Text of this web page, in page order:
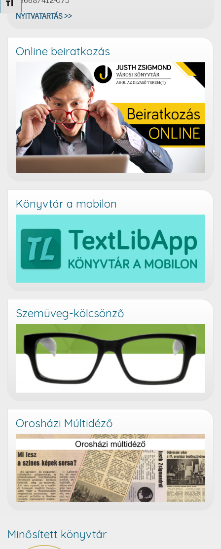
Betűméret váltása
NYITVATARTÁS >>
Online beiratkozás
Könyvtár a mobilon
Szemüveg-kölcsönző
Orosházi Múltidéző
Minősített könyvtár